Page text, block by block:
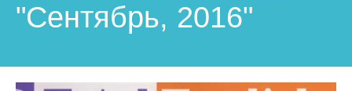
"Сентябрь, 2016"